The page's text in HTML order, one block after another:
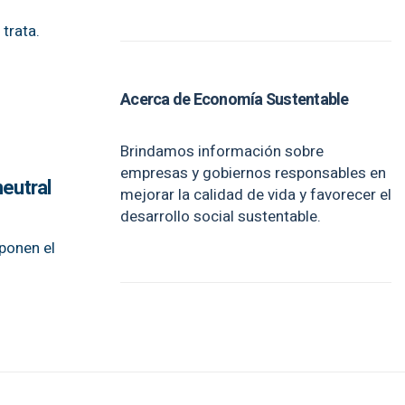
trata.
el
Acerca de Economía Sustentable
Brindamos información sobre
empresas y gobiernos responsables en
mejorar la calidad de vida y favorecer el
desarrollo social sustentable.